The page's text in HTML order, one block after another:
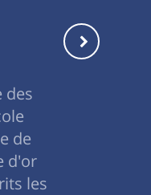
des
de
d'or
les